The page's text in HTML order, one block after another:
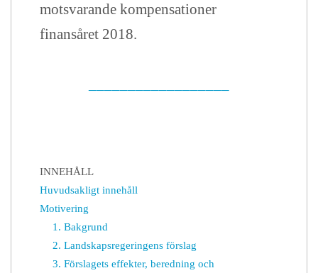
motsvarande kompensationer
finansåret 2018.
INNEHÅLL
Huvudsakligt innehåll
Motivering
1. Bakgrund
2. Landskapsregeringens förslag
3. Förslagets effekter, beredning och